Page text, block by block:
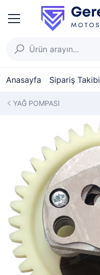
Anasayfa Sipariş Takibi
YAĞ POMPASI